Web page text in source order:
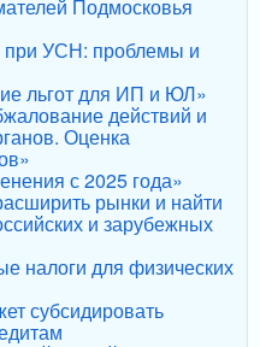
Подмосковья
УСН: проблемы и
льгот для ИП и ЮЛ»
действий и
Оценка
с 2025 года»
рынки и найти
и зарубежных
налоги для физических
субсидировать